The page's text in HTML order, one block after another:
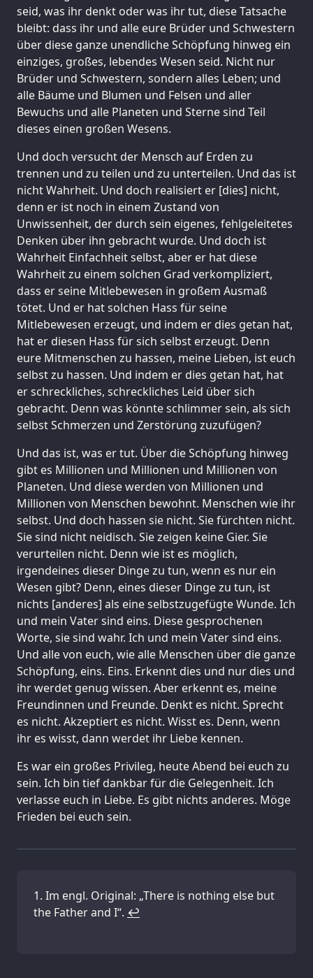
seid, was ihr denkt oder was ihr tut, diese Tatsache
bleibt: dass ihr und alle eure Brüder und Schwestern
über diese ganze unendliche Schöpfung hinweg ein
einziges, großes, lebendes Wesen seid. Nicht nur
Brüder und Schwestern, sondern alles Leben; und
alle Bäume und Blumen und Felsen und aller
Bewuchs und alle Planeten und Sterne sind Teil
dieses einen großen Wesens.
Und doch versucht der Mensch auf Erden zu
trennen und zu teilen und zu unterteilen. Und das ist
nicht Wahrheit. Und doch realisiert er [dies] nicht,
denn er ist noch in einem Zustand von
Unwissenheit, der durch sein eigenes, fehlgeleitetes
Denken über ihn gebracht wurde. Und doch ist
Wahrheit Einfachheit selbst, aber er hat diese
Wahrheit zu einem solchen Grad verkompliziert,
dass er seine Mitlebewesen in großem Ausmaß
tötet. Und er hat solchen Hass für seine
Mitlebewesen erzeugt, und indem er dies getan hat,
hat er diesen Hass für sich selbst erzeugt. Denn
eure Mitmenschen zu hassen, meine Lieben, ist euch
selbst zu hassen. Und indem er dies getan hat, hat
er schreckliches, schreckliches Leid über sich
gebracht. Denn was könnte schlimmer sein, als sich
selbst Schmerzen und Zerstörung zuzufügen?
Und das ist, was er tut. Über die Schöpfung hinweg
gibt es Millionen und Millionen und Millionen von
Planeten. Und diese werden von Millionen und
Millionen von Menschen bewohnt. Menschen wie ihr
selbst. Und doch hassen sie nicht. Sie fürchten nicht.
Sie sind nicht neidisch. Sie zeigen keine Gier. Sie
verurteilen nicht. Denn wie ist es möglich,
irgendeines dieser Dinge zu tun, wenn es nur ein
Wesen gibt? Denn, eines dieser Dinge zu tun, ist
nichts [anderes] als eine selbstzugefügte Wunde. Ich
und mein Vater sind eins. Diese gesprochenen
Worte, sie sind wahr. Ich und mein Vater sind eins.
Und alle von euch, wie alle Menschen über die ganze
Schöpfung, eins. Eins. Erkennt dies und nur dies und
ihr werdet genug wissen. Aber erkennt es, meine
Freundinnen und Freunde. Denkt es nicht. Sprecht
es nicht. Akzeptiert es nicht. Wisst es. Denn, wenn
ihr es wisst, dann werdet ihr Liebe kennen.
Es war ein großes Privileg, heute Abend bei euch zu
sein. Ich bin tief dankbar für die Gelegenheit. Ich
verlasse euch in Liebe. Es gibt nichts anderes. Möge
Frieden bei euch sein.
Im engl. Original: „There is nothing else but
the Father and I“. ↩